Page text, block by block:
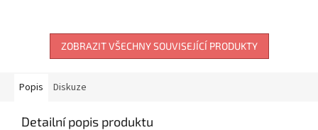
ZOBRAZIT VŠECHNY SOUVISEJÍCÍ PRODUKTY
Popis Diskuze
Detailní popis produktu